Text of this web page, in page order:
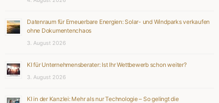
Datenraum für Erneuerbare Energien: Solar- und Windparks verkaufen
ohne Dokumentenchaos
3. August 2026
KI für Unternehmensberater: Ist Ihr Wettbewerb schon weiter?
3. August 2026
KI in der Kanzlei: Mehr als nur Technologie – So gelingt die